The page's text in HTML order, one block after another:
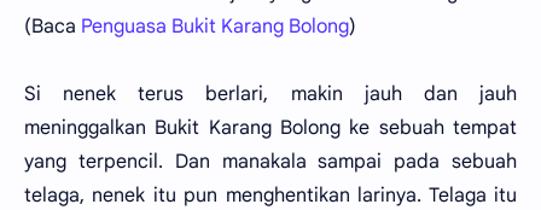
(Baca Penguasa Bukit Karang Bolong)
Si nenek terus berlari, makin jauh dan jauh
meninggalkan Bukit Karang Bolong ke sebuah tempat
yang terpencil. Dan manakala sampai pada sebuah
telaga, nenek itu pun menghentikan larinya. Telaga itu